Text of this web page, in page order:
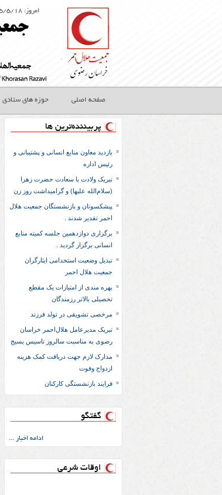
امروز: ۱۴۰۵/۵/۱۸
صفحه اصلی حوزه های ستادی
پربیننده‌ترین ها
بازدید معاون منابع انسانی و پشتیبانی و
رئیس اداره
تبریک ولادت با سعادت حضرت زهرا
(سلام‌الله علیها) و گرامیداشت روز زن
پیشکسوتان و بازنشستگان جمعیت هلال
احمر تقدیر شدند .
برگزاری دوازدهمین جلسه کمیته منابع
انسانی برگزار گردید .
تبدیل وضعیت استخدامی ایثارگران
جمعیت هلال احمر
بهره مندی از امتیازات یک مقطع
تحصیلی بالاتر رزمندگان
مرخصی تشویقی در تولد فرزند
تبریک مدیرعامل هلال‌احمر خراسان
رضوی به مناسبت سالروز تاسیس بسیج
مدارک لازم جهت دريافت کمک هزينه
ازدواج وفوت
فرایند بازنشستگی کارکنان
گفتگو
ادامه اخبار ...
اوقات شرعی